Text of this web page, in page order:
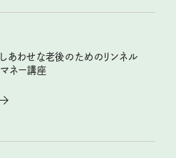
しあわせな老後のためのリンネル
マネー講座